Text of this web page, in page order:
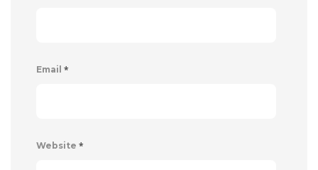
Email *
Website *